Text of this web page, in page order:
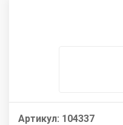
Артикул: 104337